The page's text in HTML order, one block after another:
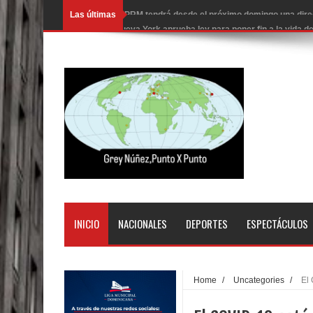
Las últimasNueva York aprueba ley para poner fin a la vida
Juan Luis Guerra cerrará los Juegos
En Santiago precio del botellón de agua sube a 90
Entre 20 y 40 inmigrantes al día son detenidos
Belkis Concepción será intervenida por un
Abel Martínez llama a los dominicanos a unirse
PRM votará “por aclamación” a sus nuevas
El expresidente peruano Ollanta Humala queda
DIGEIG y Liga Municipal Dominicana impulsan
La Fiscalía de Bolivia ordena la detención del
INICIO NACIONALES DEPORTES ESPECTÁCULOS
Home / Uncategories / El